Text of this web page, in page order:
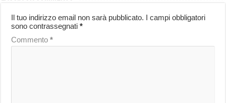
Il tuo indirizzo email non sarà pubblicato. I campi obbligatori
sono contrassegnati*
Commento*